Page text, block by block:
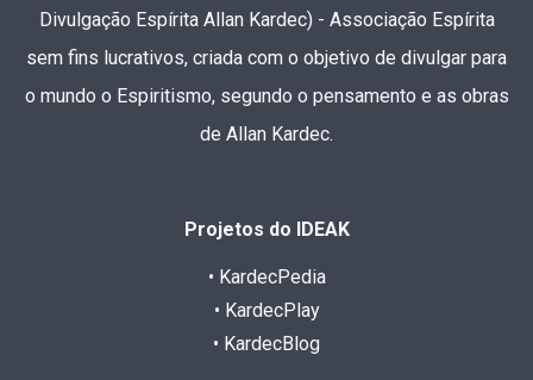
Divulgação Espírita Allan Kardec) - Associação Espírita
sem fins lucrativos, criada com o objetivo de divulgar para
o mundo o Espiritismo, segundo o pensamento e as obras
de Allan Kardec.
Projetos do IDEAK
• KardecPedia
• KardecPlay
• KardecBlog